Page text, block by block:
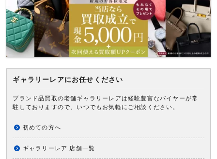
ギャラリーレアにお任せください
ブランド品買取の老舗ギャラリーレアは経験豊富なバイヤーが常
駐しておりますので、いつでもお気軽にご相談ください。
初めての方へ
ギャラリーレア 店舗一覧